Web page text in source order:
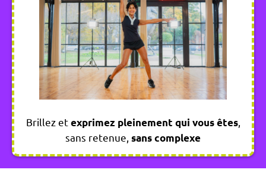
Brillez etexprimez pleinement qui vous êtes,
sans retenue, sans complexe